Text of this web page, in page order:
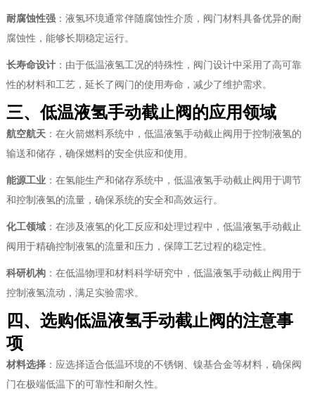
耐腐蚀性强：液氢环境通常伴随腐蚀性介质，阀门材料具备优异的耐
腐蚀性，能够长期稳定运行。
长寿命设计：由于低温液氢工况的特殊性，阀门设计中采用了高可靠
性的材料和工艺，延长了阀门的使用寿命，减少了维护需求。
三、低温液氢手动截止阀的应用领域
航空航天：在火箭燃料系统中，低温液氢手动截止阀用于控制液氢的
输送和储存，确保燃料的安全供应和使用。
能源工业：在氢能生产和储存系统中，低温液氢手动截止阀用于调节
和控制液氢的流量，确保系统的安全和高效运行。
化工领域：在涉及液氢的化工反应和处理过程中，低温液氢手动截止
阀用于精确控制液氢的流量和压力，保障工艺过程的稳定性。
科研机构：在低温物理和材料科学研究中，低温液氢手动截止阀用于
控制液氢流动，满足实验需求。
四、选购低温液氢手动截止阀的注意事
项
材料选择：应选择适合低温环境的不锈钢、镍基合金等材料，确保阀
门在极端低温下的可靠性和耐久性。